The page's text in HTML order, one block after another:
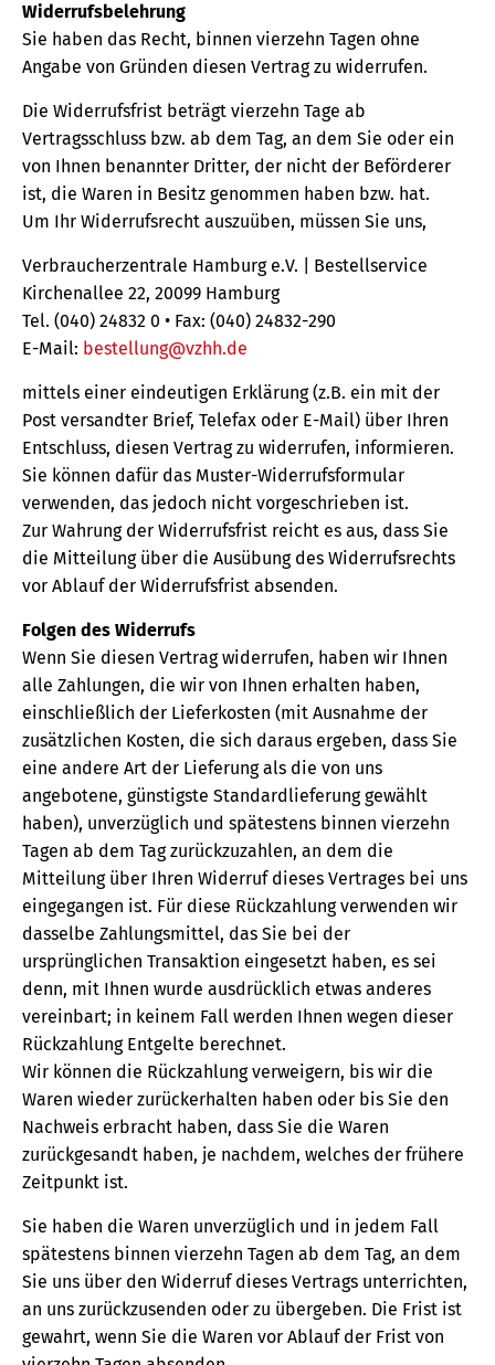
Widerrufsbelehrung
Sie haben das Recht, binnen vierzehn Tagen ohne
Angabe von Gründen diesen Vertrag zu widerrufen.
Die Widerrufsfrist beträgt vierzehn Tage ab
Vertragsschluss bzw. ab dem Tag, an dem Sie oder ein
von Ihnen benannter Dritter, der nicht der Beförderer
ist, die Waren in Besitz genommen haben bzw. hat.
Um Ihr Widerrufsrecht auszuüben, müssen Sie uns,
Verbraucherzentrale Hamburg e.V. | Bestellservice
Kirchenallee 22, 20099 Hamburg
Tel. (040) 24832 0 • Fax: (040) 24832-290
E-Mail: bestellung@vzhh.de
mittels einer eindeutigen Erklärung (z.B. ein mit der
Post versandter Brief, Telefax oder E-Mail) über Ihren
Entschluss, diesen Vertrag zu widerrufen, informieren.
Sie können dafür das Muster-Widerrufsformular
verwenden, das jedoch nicht vorgeschrieben ist.
Zur Wahrung der Widerrufsfrist reicht es aus, dass Sie
die Mitteilung über die Ausübung des Widerrufsrechts
vor Ablauf der Widerrufsfrist absenden.
Folgen des Widerrufs
Wenn Sie diesen Vertrag widerrufen, haben wir Ihnen
alle Zahlungen, die wir von Ihnen erhalten haben,
einschließlich der Lieferkosten (mit Ausnahme der
zusätzlichen Kosten, die sich daraus ergeben, dass Sie
eine andere Art der Lieferung als die von uns
angebotene, günstigste Standardlieferung gewählt
haben), unverzüglich und spätestens binnen vierzehn
Tagen ab dem Tag zurückzuzahlen, an dem die
Mitteilung über Ihren Widerruf dieses Vertrages bei uns
eingegangen ist. Für diese Rückzahlung verwenden wir
dasselbe Zahlungsmittel, das Sie bei der
ursprünglichen Transaktion eingesetzt haben, es sei
denn, mit Ihnen wurde ausdrücklich etwas anderes
vereinbart; in keinem Fall werden Ihnen wegen dieser
Rückzahlung Entgelte berechnet.
Wir können die Rückzahlung verweigern, bis wir die
Waren wieder zurückerhalten haben oder bis Sie den
Nachweis erbracht haben, dass Sie die Waren
zurückgesandt haben, je nachdem, welches der frühere
Zeitpunkt ist.
Sie haben die Waren unverzüglich und in jedem Fall
spätestens binnen vierzehn Tagen ab dem Tag, an dem
Sie uns über den Widerruf dieses Vertrags unterrichten,
an uns zurückzusenden oder zu übergeben. Die Frist ist
gewahrt, wenn Sie die Waren vor Ablauf der Frist von